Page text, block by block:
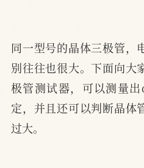
同一型号的晶体三极管，
别往往也很大。下面向大
极管测试器，可以测量
定，并且还可以判断晶体
过大。